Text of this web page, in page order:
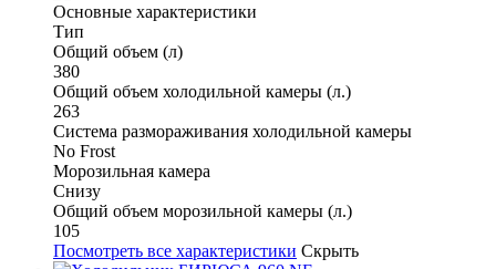
Основные характеристики
Тип
Общий объем (л)
380
Общий объем холодильной камеры (л.)
263
Система размораживания холодильной камеры
No Frost
Морозильная камера
Снизу
Общий объем морозильной камеры (л.)
105
Посмотреть все характеристики Скрыть